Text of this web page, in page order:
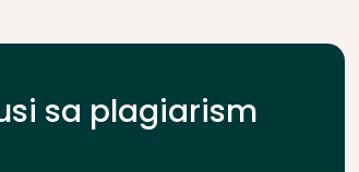
sa plagiarism